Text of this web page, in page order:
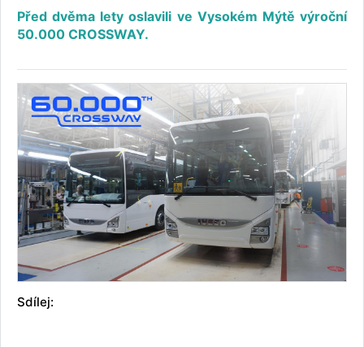
Před dvěma lety oslavili ve Vysokém Mýtě výroční
50.000 CROSSWAY.
Sdílej: